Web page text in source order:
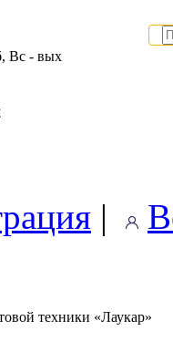
Вс - вых
|
техники «Лаукар»